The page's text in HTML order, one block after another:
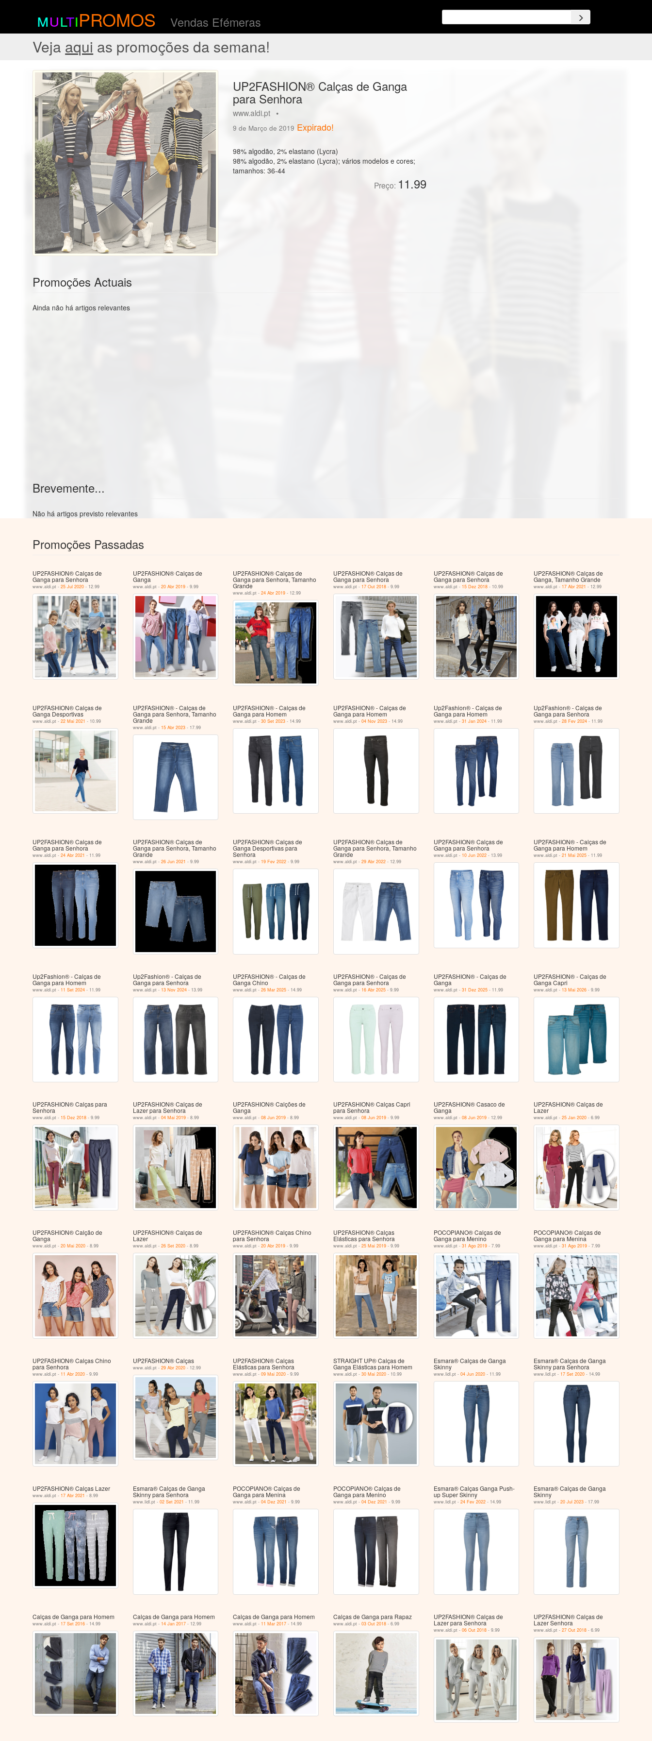
multiPROMOS Vendas Efémeras
Veja aqui as promoções da semana!
UP2FASHION® Calças de Ganga
para Senhora
www.aldi.pt •
9 de Março de 2019 Expirado!
98% algodão, 2% elastano (Lycra)
98% algodão, 2% elastano (Lycra); vários modelos e cores;
tamanhos: 36-44
Preço: 11.99
Promoções Actuais
Ainda não há artigos relevantes
Brevemente...
Não há artigos previsto relevantes
Promoções Passadas
UP2FASHION® Calças de
Ganga para Senhora
www.aldi.pt -25 Jul 2020 - 12.99
UP2FASHION® Calças de
Ganga
www.aldi.pt - 20 Abr 2019- 9.99
UP2FASHION® Calças de
Ganga para Senhora, Tamanho
Grande
www.aldi.pt -24 Abr 2019 - 12.99
UP2FASHION® Calças de
Ganga para Senhora
www.aldi.pt - 17 Out 2018- 9.99
UP2FASHION® Calças de
Ganga para Senhora
www.aldi.pt - 15 Dez 2018- 10.99
UP2FASHION® Calças de
Ganga, Tamanho Grande
www.aldi.pt - 17 Abr 2021 - 12.99
UP2FASHION® Calças de
Ganga Desportivas
www.aldi.pt -22 Mai 2021 - 10.99
UP2FASHION® - Calças de
Ganga para Senhora, Tamanho
Grande
www.aldi.pt - 15 Abr 2023- 17.99
UP2FASHION® - Calças de
Ganga para Homem
www.aldi.pt -30 Set 2023 - 14.99
UP2FASHION® - Calças de
Ganga para Homem
www.aldi.pt - 04 Nov 2023- 14.99
Up2Fashion® - Calças de
Ganga para Homem
www.aldi.pt - 31 Jan 2024- 11.99
Up2Fashion® - Calças de
Ganga para Senhora
www.aldi.pt -28 Fev 2024 - 11.99
UP2FASHION® Calças de
Ganga para Senhora
www.aldi.pt -24 Abr 2021 - 11.99
UP2FASHION® Calças de
Ganga para Senhora, Tamanho
Grande
www.aldi.pt - 26 Jun 2021 - 9.99
UP2FASHION® Calças de
Ganga Desportivas para
Senhora
www.aldi.pt - 19 Fev 2022 - 9.99
UP2FASHION® Calças de
Ganga para Senhora, Tamanho
Grande
www.aldi.pt - 29 Abr 2022- 12.99
UP2FASHION® Calças de
Ganga para Senhora
www.aldi.pt - 10 Jun 2022- 13.99
UP2FASHION® - Calças de
Ganga para Homem
www.aldi.pt -21 Mai 2025 - 11.99
Up2Fashion® - Calças de
Ganga para Homem
www.aldi.pt - 11 Set 2024 - 11.99
Up2Fashion® - Calças de
Ganga para Senhora
www.aldi.pt - 13 Nov 2024- 13.99
UP2FASHION® - Calças de
Ganga Chino
www.aldi.pt -26 Mar 2025 - 14.99
UP2FASHION® - Calças de
Ganga para Senhora
www.aldi.pt - 16 Abr 2025- 9.99
UP2FASHION® - Calças de
Ganga
www.aldi.pt - 31 Dez 2025- 11.99
UP2FASHION® - Calças de
Ganga Capri
www.aldi.pt - 13 Mai 2026 - 9.99
UP2FASHION® Calças para
Senhora
www.aldi.pt - 15 Dez 2018 - 9.99
UP2FASHION® Calças de
Lazer para Senhora
www.aldi.pt - 04 Mai 2019- 8.99
UP2FASHION® Calções de
Ganga
www.aldi.pt -08 Jun 2019 - 8.99
UP2FASHION® Calças Capri
para Senhora
www.aldi.pt - 08 Jun 2019- 9.99
UP2FASHION® Casaco de
Ganga
www.aldi.pt - 08 Jun 2019- 12.99
UP2FASHION® Calças de
Lazer
www.aldi.pt -25 Jan 2020 - 6.99
UP2FASHION® Calção de
Ganga
www.aldi.pt -20 Mai 2020 - 8.99
UP2FASHION® Calças de
Lazer
www.aldi.pt - 26 Set 2020- 8.99
UP2FASHION® Calças Chino
para Senhora
www.aldi.pt -20 Abr 2019 - 9.99
UP2FASHION® Calças
Elásticas para Senhora
www.aldi.pt - 25 Mai 2019- 9.99
POCOPIANO® Calças de
Ganga para Menino
www.aldi.pt - 31 Ago 2019- 7.99
POCOPIANO® Calças de
Ganga para Menina
www.aldi.pt -31 Ago 2019 - 7.99
UP2FASHION® Calças Chino
para Senhora
www.aldi.pt - 11 Abr 2020 - 9.99
UP2FASHION® Calças
www.aldi.pt - 29 Abr 2020- 12.99
UP2FASHION® Calças
Elásticas para Senhora
www.aldi.pt -09 Mai 2020 - 9.99
STRAIGHT UP® Calças de
Ganga Elásticas para Homem
www.aldi.pt - 30 Mai 2020- 10.99
Esmara® Calças de Ganga
Skinny
www.lidl.pt - 04 Jun 2020- 11.99
Esmara® Calças de Ganga
Skinny para Senhora
www.lidl.pt - 17 Set 2020 - 14.99
UP2FASHION® Calças Lazer
www.aldi.pt - 17 Abr 2021 - 8.99
Esmara® Calças de Ganga
Skinny para Senhora
www.lidl.pt - 02 Set 2021 - 11.99
POCOPIANO® Calças de
Ganga para Menina
www.aldi.pt -04 Dez 2021 - 9.99
POCOPIANO® Calças de
Ganga para Menino
www.aldi.pt - 04 Dez 2021 - 9.99
Esmara® Calças Ganga Push-
up Super Skinny
www.lidl.pt - 24 Fev 2022- 14.99
Esmara® Calças de Ganga
Skinny
www.lidl.pt -20 Jul 2023 - 17.99
Calças de Ganga para Homem
www.aldi.pt - 17 Set 2016 - 14.99
Calças de Ganga para Homem
www.aldi.pt - 14 Jan 2017- 12.99
Calças de Ganga para Homem
www.aldi.pt - 11 Mar 2017 - 14.99
Calças de Ganga para Rapaz
www.aldi.pt - 03 Out 2018- 6.99
UP2FASHION® Calças de
Lazer para Senhora
www.aldi.pt - 06 Out 2018- 9.99
UP2FASHION® Calças de
Lazer Senhora
www.aldi.pt -27 Out 2018 - 6.99